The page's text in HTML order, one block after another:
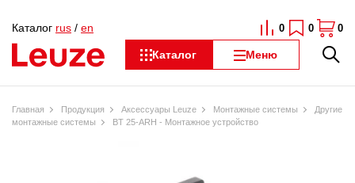
Каталог Меню
Каталог rus / en 0 0 0
Главная Продукция Аксессуары Leuze Монтажные системы
Другие
монтажные системы
BT 25-ARH - Монтажное устройство